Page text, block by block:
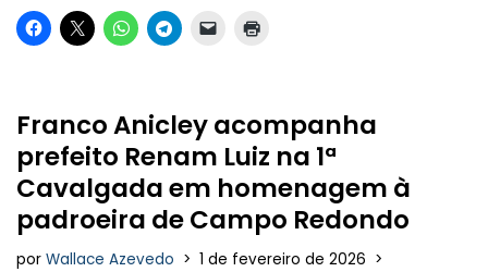
Franco Anicley acompanha
prefeito Renam Luiz na 1ª
Cavalgada em homenagem à
padroeira de Campo Redondo
por Wallace Azevedo
1 de fevereiro de 2026